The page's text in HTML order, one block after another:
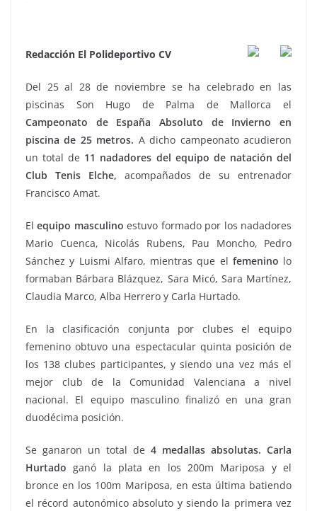
Redacción El Polideportivo CV
Del 25 al 28 de noviembre se ha celebrado en las
piscinas Son Hugo de Palma de Mallorca el
Campeonato de España Absoluto de Invierno en
piscina de 25 metros. A dicho campeonato acudieron
un total de 11 nadadores del equipo de natación del
Club Tenis Elche, acompañados de su entrenador
Francisco Amat.
Elequipo masculino estuvo formado por los nadadores
Mario Cuenca, Nicolás Rubens, Pau Moncho, Pedro
Sánchez y Luismi Alfaro, mientras que el femenino lo
formaban Bárbara Blázquez, Sara Micó, Sara Martínez,
Claudia Marco, Alba Herrero y Carla Hurtado.
En la clasificación conjunta por clubes el equipo
femenino obtuvo una espectacular quinta posición de
los 138 clubes participantes, y siendo una vez más el
mejor club de la Comunidad Valenciana a nivel
nacional. El equipo masculino finalizó en una gran
duodécima posición.
Se ganaron un total de 4 medallas absolutas. Carla
Hurtado ganó la plata en los 200m Mariposa y el
bronce en los 100m Mariposa, en esta última batiendo
el récord autonómico absoluto y siendo la primera vez